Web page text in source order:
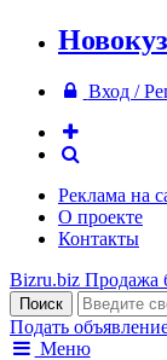
Вход /
Реклама на
О проекте
Контакты
Bizru.biz Продажа
Подать
Меню